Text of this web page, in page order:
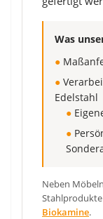
Was
●
●
Edelstahl
●
●
Neben
Biokamine.